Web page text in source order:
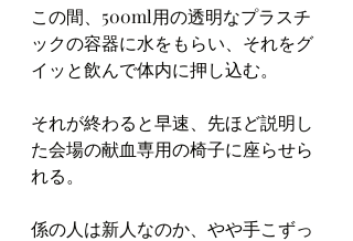
この間、500ml用の透明なプラスチ
ックの容器に水をもらい、それをグ
イッと飲んで体内に押し込む。
それが終わると早速、先ほど説明し
た会場の献血専用の椅子に座らせら
れる。
係の人は新人なのか、やや手こずっ